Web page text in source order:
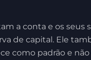
a conta e os
de capital. Ele
como padrão e